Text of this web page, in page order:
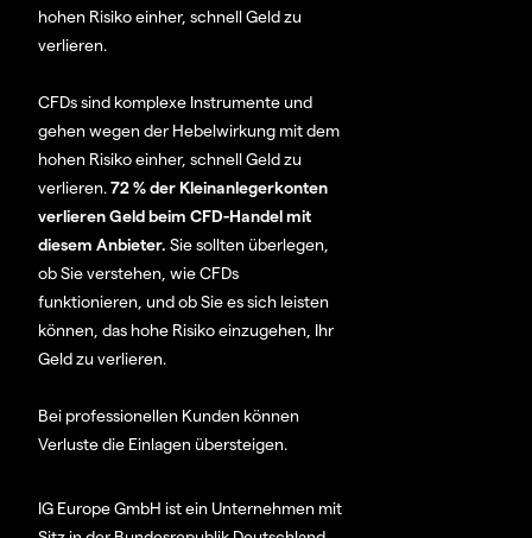
hohen Risiko einher, schnell Geld zu
verlieren.
CFDs sind komplexe Instrumente und
gehen wegen der Hebelwirkung mit dem
hohen Risiko einher, schnell Geld zu
verlieren.72 % der Kleinanlegerkonten
verlieren Geld beim CFD-Handel mit
diesem Anbieter. Sie sollten überlegen,
ob Sie verstehen, wie CFDs
funktionieren, und ob Sie es sich leisten
können, das hohe Risiko einzugehen, Ihr
Geld zu verlieren.
Bei professionellen Kunden können
Verluste die Einlagen übersteigen.
IG Europe GmbH ist ein Unternehmen mit